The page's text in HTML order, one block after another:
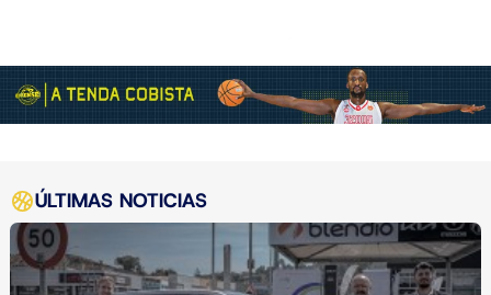
ÚLTIMAS NOTICIAS